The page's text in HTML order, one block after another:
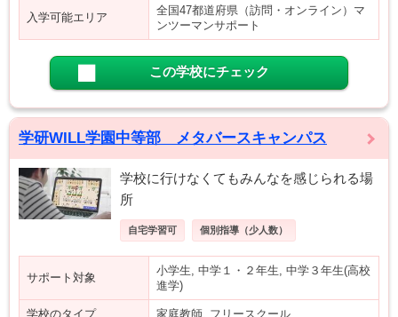
入学可能エリア
全国47都道府県（訪問・オンライン）マ
ンツーマンサポート
この学校にチェック
学研WILL学園中等部 メタバースキャンパス
学校に行けなくてもみんなを感じられる場
所
自宅学習可 個別指導（少人数）
サポート対象
小学生, 中学１・２年生, 中学３年生(高校
進学)
学校のタイプ 家庭教師, フリースクール